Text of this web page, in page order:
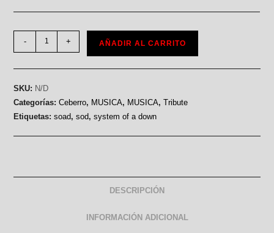
- + AÑADIR AL CARRITO
SKU: N/D
Categorías:Ceberro, MUSICA, MUSICA,Tribute
Etiquetas:soad,sod,system of a down
DESCRIPCIÓN
INFORMACIÓN ADICIONAL